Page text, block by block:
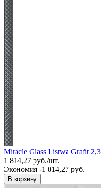
Miracle Glass Listwa Grafit
1 814,27 руб./шт.
Экономия -1 814,27 руб.
В корзину